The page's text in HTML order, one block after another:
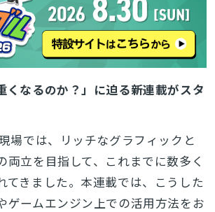
くなるのか？」に迫る新連載がスタ
場では、リッチなグラフィックと
両立を目指して、これまでに数多く
てきました。本連載では、こうした
ゲームエンジン上での活用方法をお